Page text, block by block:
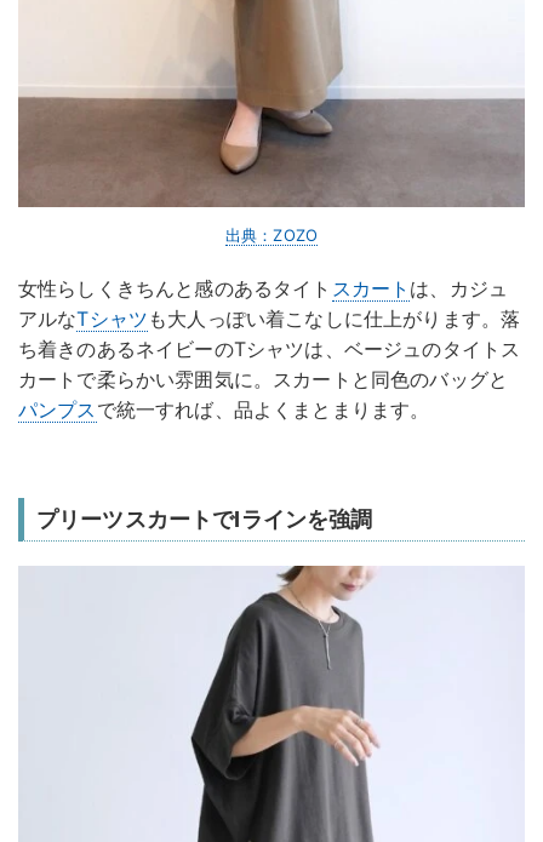
出典：ZOZO
女性らしくきちんと感のあるタイト スカート は、カジュ
アルなTシャツ も大人っぽい着こなしに仕上がります。落
ち着きのあるネイビーのTシャツは、ベージュのタイトス
カートで柔らかい雰囲気に。スカートと同色のバッグと
パンプス で統一すれば、品よくまとまります。
プリーツスカートでIラインを強調